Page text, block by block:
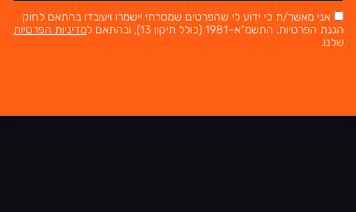
אני מאשר/ת כי ידוע לי שהפרטים שמסרתי יישמרו ויעובדו בהתאם לחוק
הגנת הפרטיות, התשמ"א–1981 (כולל תיקון 13), ובהתאם ל
מדיניות הפרטיות
שלנו.